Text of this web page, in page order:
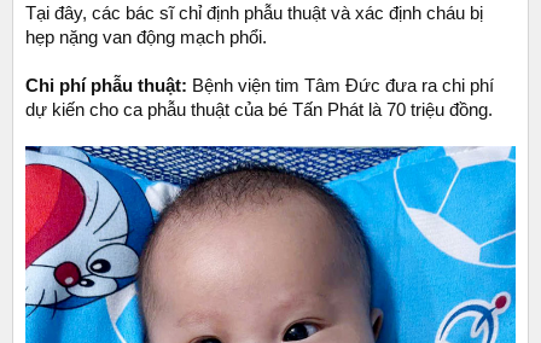
Tại đây, các bác sĩ chỉ định phẫu thuật và xác định cháu bị
hẹp nặng van động mạch phổi.
Chi phí phẫu thuật: Bệnh viện tim Tâm Đức đưa ra chi phí
dự kiến cho ca phẫu thuật của bé Tấn Phát là 70 triệu đồng.